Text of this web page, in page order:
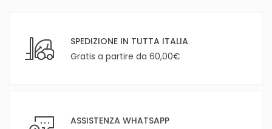
SPEDIZIONE IN TUTTA ITALIA
Gratis a partire da 60,00€
ASSISTENZA WHATSAPP